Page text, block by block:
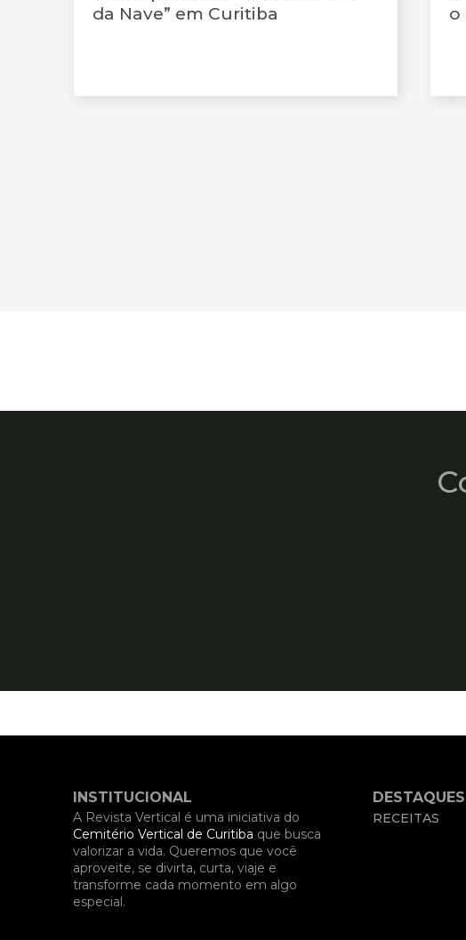
da Nave” em Curitiba
o
INSTITUCIONAL
A Revista Vertical é uma iniciativa do
Cemitério Vertical de Curitiba que busca
valorizar a vida. Queremos que você
aproveite, se divirta, curta, viaje e
transforme cada momento em algo
especial.
DESTAQUES
RECEITAS